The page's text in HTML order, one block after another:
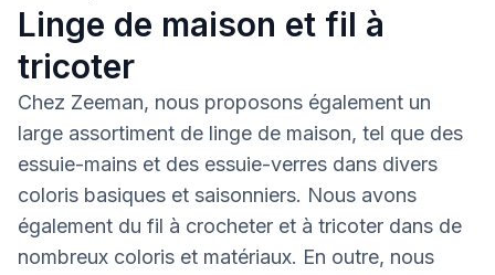
Linge de maison et fil à
tricoter
Chez Zeeman, nous proposons également un
large assortiment de linge de maison, tel que des
essuie-mains et des essuie-verres dans divers
coloris basiques et saisonniers. Nous avons
également du fil à crocheter et à tricoter dans de
nombreux coloris et matériaux. En outre, nous